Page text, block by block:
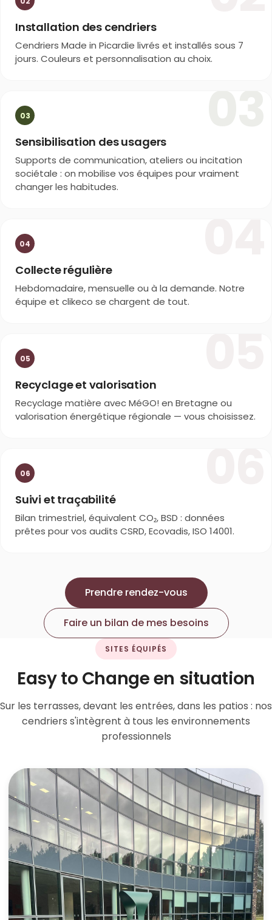
Installation des cendriers
Cendriers Made in Picardie livrés et installés sous 7
jours. Couleurs et personnalisation au choix.
03
Sensibilisation des usagers
Supports de communication, ateliers ou incitation
sociétale : on mobilise vos équipes pour vraiment
changer les habitudes.
04
Collecte régulière
Hebdomadaire, mensuelle ou à la demande. Notre
équipe et clikeco se chargent de tout.
05
Recyclage et valorisation
Recyclage matière avec MéGO! en Bretagne ou
valorisation énergétique régionale — vous choisissez.
06
Suivi et traçabilité
Bilan trimestriel, équivalent CO₂, BSD : données
prêtes pour vos audits CSRD, Ecovadis, ISO 14001.
Prendre rendez-vous
Faire un bilan de mes besoins
SITES ÉQUIPÉS
Easy to Change en situation
Sur les terrasses, devant les entrées, dans les patios : nos
cendriers s'intègrent à tous les environnements
professionnels